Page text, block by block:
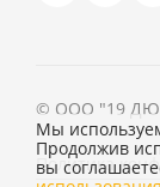
© ООО "19
Политика
Мы
Продолжив
вы